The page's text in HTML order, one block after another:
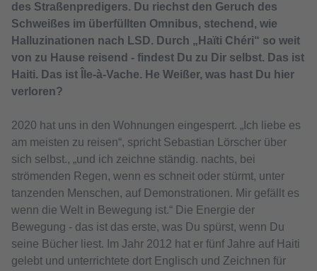
des Straßenpredigers. Du riechst den Geruch des
Schweißes im überfüllten Omnibus, stechend, wie
Halluzinationen nach LSD. Durch „Haïti Chéri“ so weit
von zu Hause reisend - findest Du zu Dir selbst. Das ist
Haiti. Das ist Île-à-Vache. He Weißer, was hast Du hier
verloren?
2020 hat uns in den Wohnungen eingesperrt. „Ich liebe es
am meisten zu reisen“, spricht Sebastian Lörscher über
sich selbst., „und ich zeichne ständig. nachts, bei
strömenden Regen, wenn es schneit oder stürmt, unter
tanzenden Menschen, auf Demonstrationen. Mir gefällt es
wenn die Welt in Bewegung ist.“ Die Energie der
Bewegung - das ist das erste, was Du spürst, wenn Du
seine Bücher liest. Im Jahr 2012 hat er fünf Jahre auf Haiti
gelebt und unterrichtete dort Englisch und Zeichnen für